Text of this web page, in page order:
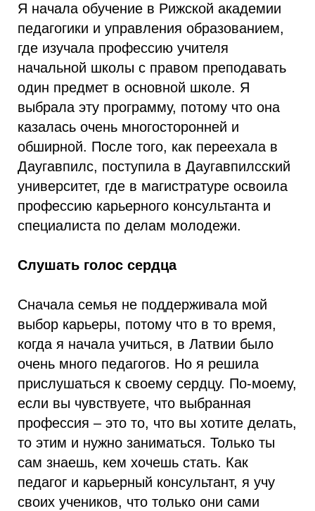
Я начала обучение в Рижской академии
педагогики и управления образованием,
где изучала профессию учителя
начальной школы с правом преподавать
один предмет в основной школе. Я
выбрала эту программу, потому что она
казалась очень многосторонней и
обширной. После того, как переехала в
Даугавпилс, поступила в Даугавпилсский
университет, где в магистратуре освоила
профессию карьерного консультанта и
специалиста по делам молодежи.
Слушать голос сердца
Сначала семья не поддерживала мой
выбор карьеры, потому что в то время,
когда я начала учиться, в Латвии было
очень много педагогов. Но я решила
прислушаться к своему сердцу. По-моему,
если вы чувствуете, что выбранная
профессия – это то, что вы хотите делать,
то этим и нужно заниматься. Только ты
сам знаешь, кем хочешь стать. Как
педагог и карьерный консультант, я учу
своих учеников, что только они сами